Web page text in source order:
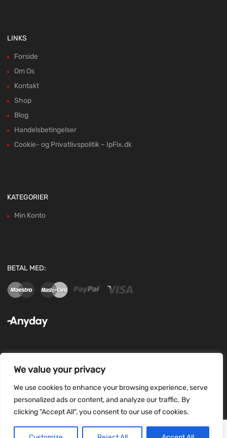
We value your privacy
We use cookies to enhance your browsing experience, serve
personalized ads or content, and analyze our traffic. By
clicking "Accept All", you consent to our use of cookies.
LINKS
Forside
Om Os
Kontakt
Shop
Blog
Handelsbetingelser
Cookie- og Privatlivspolitik – IpFix.dk
KATEGORIER
Min Konto
BETAL MED:
FØLG OS: